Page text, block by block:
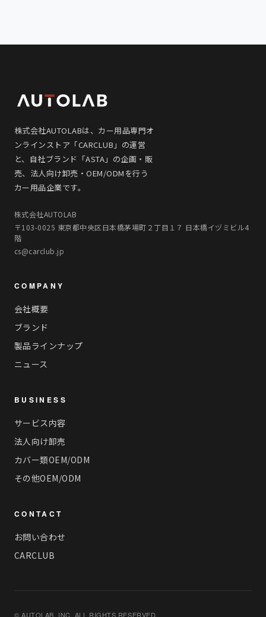
株式会社AUTOLABは、カー用品専門オ
ンラインストア「CARCLUB」の運営
と、自社ブランド「ASTA」の企画・販
売、法人向け卸売・OEM/ODMを行う
カー用品企業です。
株式会社AUTOLAB
〒103-0025 東京都中央区日本橋茅場町２丁目１７ 日本橋イヅミビル4
階
cs@carclub.jp
COMPANY
会社概要
ブランド
製品ラインナップ
ニュース
BUSINESS
サービス内容
法人向け卸売
カバー類OEM/ODM
その他OEM/ODM
CONTACT
お問い合わせ
CARCLUB
© AUTOLAB, INC. ALL RIGHTS RESERVED.